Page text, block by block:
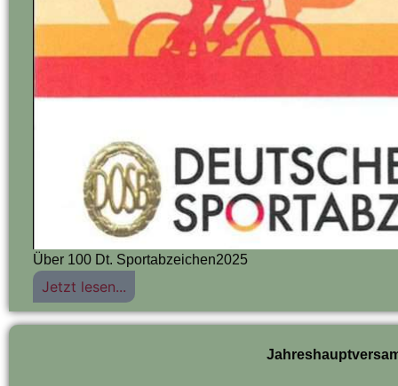
Über 100 Dt. Sportabzeichen2025
Jetzt lesen...